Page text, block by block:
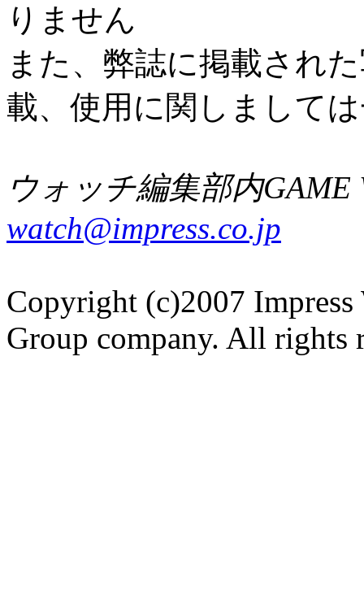
りません
また、弊誌に掲載され
載、使用に関しまして
ウォッチ編集部内GAME
watch@impress.co.jp
Copyright (c)2007 Impress
Group company. All rights